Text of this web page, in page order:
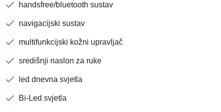
handsfree/bluetooth sustav
navigacijski sustav
multifunkcijski kožni upravljač
središnji naslon za ruke
led dnevna svjetla
Bi-Led svjetla